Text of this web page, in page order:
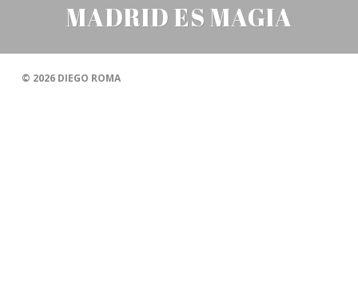
MADRID ES MAGIA
© 2026 DIEGO ROMA